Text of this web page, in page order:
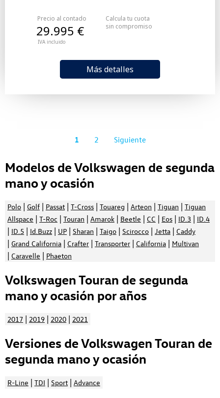
Precio al contado
IVA incluido
29.995 €
Más detalles
Calcula tu cuota
sin compromiso
1 2 Siguiente
Modelos de Volkswagen de segunda
mano y ocasión
Polo | Golf | Passat | T-Cross | Touareg | Arteon | Tiguan | Tiguan
Allspace | T-Roc | Touran | Amarok | Beetle | CC | Eos | ID.3 | ID.4
| ID.5 | Id.Buzz | UP | Sharan | Taigo | Scirocco | Jetta | Caddy
| Grand California | Crafter | Transporter | California | Multivan
| Caravelle | Phaeton
Volkswagen Touran de segunda
mano y ocasión por años
2017 | 2019 | 2020 | 2021
Versiones de Volkswagen Touran de
segunda mano y ocasión
R-Line | TDI | Sport | Advance